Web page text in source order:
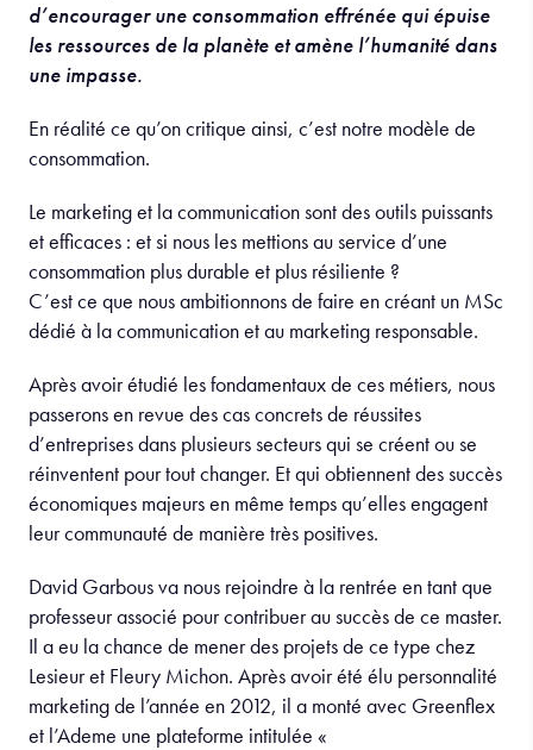
d’encourager une consommation effrénée qui épuise
les ressources de la planète et amène l’humanité dans
une impasse.
En réalité ce qu’on critique ainsi, c’est notre modèle de
consommation.
Le marketing et la communication sont des outils puissants
et efficaces : et si nous les mettions au service d’une
consommation plus durable et plus résiliente ?
C’est ce que nous ambitionnons de faire en créant un MSc
dédié à la communication et au marketing responsable.
Après avoir étudié les fondamentaux de ces métiers, nous
passerons en revue des cas concrets de réussites
d’entreprises dans plusieurs secteurs qui se créent ou se
réinventent pour tout changer. Et qui obtiennent des succès
économiques majeurs en même temps qu’elles engagent
leur communauté de manière très positives.
David Garbous va nous rejoindre à la rentrée en tant que
professeur associé pour contribuer au succès de ce master.
Il a eu la chance de mener des projets de ce type chez
Lesieur et Fleury Michon. Après avoir été élu personnalité
marketing de l’année en 2012, il a monté avec Greenflex
et l’Ademe une plateforme intitulée «